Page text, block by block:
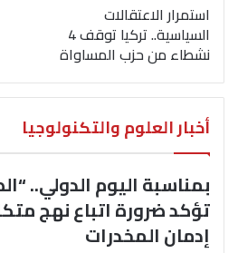
استمرار الاعتقالات
السياسية.. تركيا توقف 4
نشطاء من حزب المساواة
أخبار العلوم والتكنولوجيا
بمناسبة اليوم الدولي..
تؤكد ضرورة اتباع نهج
إدمان المخدرات